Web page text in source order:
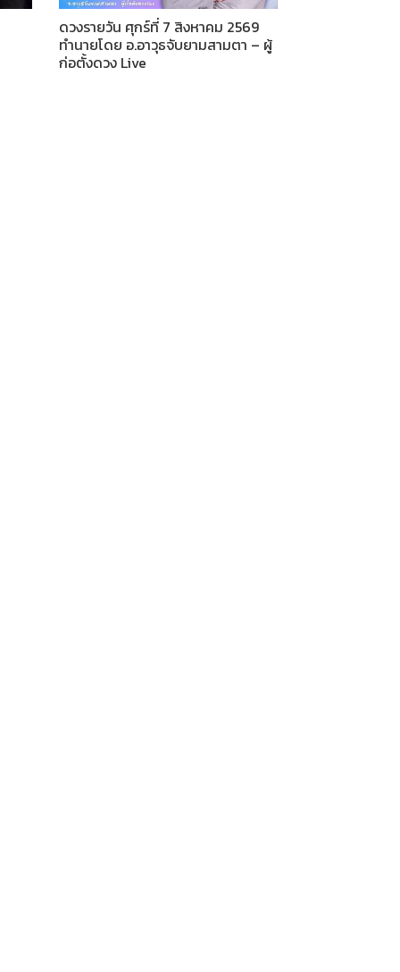
ดวงรายวัน ศุกร์ที่ 7 สิงหาคม 2569
ทำนายโดย อ.อาวุธจับยามสามตา – ผู้
ก่อตั้งดวง Live